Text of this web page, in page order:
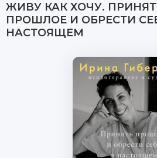
ЖИВУ КАК ХОЧУ.
ПРОШЛОЕ И ОБРЕСТИ
НАСТОЯЩЕМ